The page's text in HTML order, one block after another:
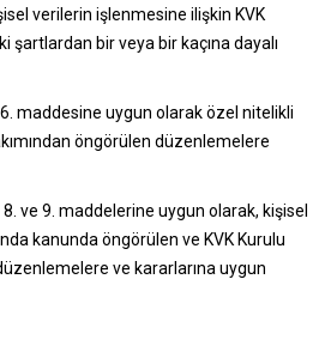
verilerin işlenmesine ilişkin KVK
şartlardan bir veya bir kaçına dayalı
maddesine uygun olarak özel nitelikli
öngörülen düzenlemelere
ve 9. maddelerine uygun olarak, kişisel
kanunda öngörülen ve KVK Kurulu
ve kararlarına uygun